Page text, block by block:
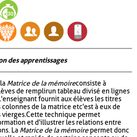
des apprentissages
Matrice de la mémoireconsiste à
de remplir un tableau divisé en lignes
fournit aux élèves les titres
de la matrice et c'est à eux de
vierges. Cette technique permet
et d'illustrer les relations entre
La Matrice de la mémoirepermet donc